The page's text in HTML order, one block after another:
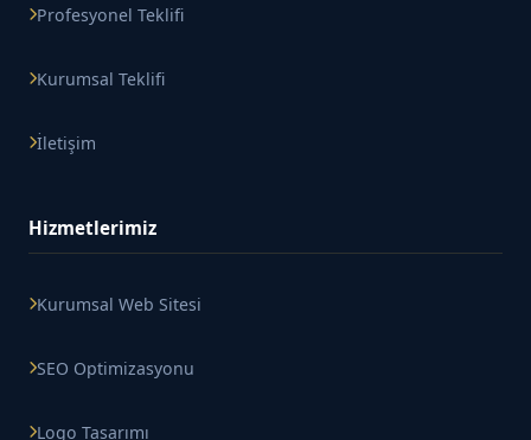
Profesyonel Teklifi
Kurumsal Teklifi
İletişim
Hizmetlerimiz
Kurumsal Web Sitesi
SEO Optimizasyonu
Logo Tasarımı